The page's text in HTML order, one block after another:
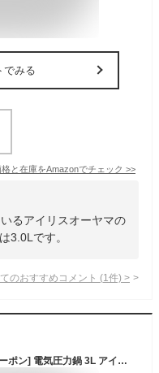
でみる
格と在庫をAmazonでチェック >>
るアイリスオーヤマの
3.0Lです。
のおすすめコメント (1 件) >
[最大2,000円OFFクーポン/フラッシュクーポン] 電気圧力鍋 3L アイリスオーヤマ 炊飯器 3合 白米 玄米 電気鍋 圧力 鍋 グリル鍋 自動調理器 自動メニュー15種 1台7役 予約調理 保温 ほったらかし 時短 低温調理 無水調理 お手入れ 簡単 KPC-REMA3 PMPC-REMA3 *